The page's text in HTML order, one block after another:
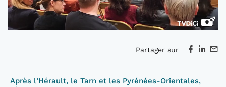
Partager sur
Après l’Hérault, le Tarn et les Pyrénées-Orientales,